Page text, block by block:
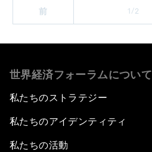
前 1/2
世界経済フォーラムについて
私たちのストラテジー
私たちのアイデンティティ
私たちの活動